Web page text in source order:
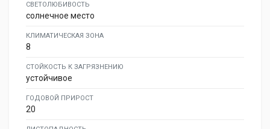
СВЕТОЛЮБИВОСТЬ
солнечное место
КЛИМАТИЧЕСКАЯ ЗОНА
8
СТОЙКОСТЬ К ЗАГРЯЗНЕНИЮ
устойчивое
ГОДОВОЙ ПРИРОСТ
20